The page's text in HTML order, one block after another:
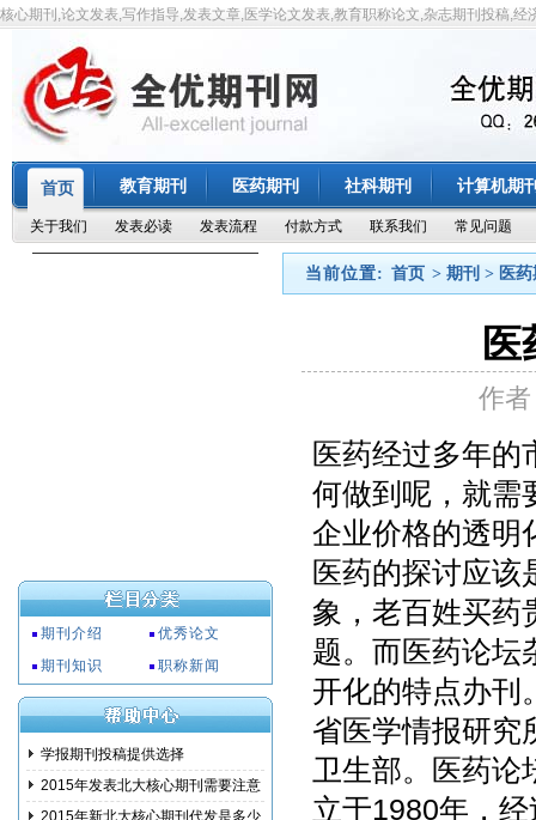
核心期刊,论文发表,写作指导,发表文章,医学论文发表,教育职称论文,杂志期刊投稿,经
首页 教育期刊 医药期刊 社科期刊 计算机期
关于我们 发表必读 发表流程 付款方式 联系我们 常见问题
当前位置: 首页 > 期刊 > 医
医
作
医药经过多年的
何做到呢，就需
企业价格的透明
医药的探讨应该
象，老百姓买药
题。而医药论坛
开化的特点办刊
省医学情报研究
卫生部。医药论
立于1980年，
期刊介绍
优秀论文
期刊知识
职称新闻
学报期刊投稿提供选择
2015年发表北大核心期刊需要注意
事项2015年新北大核心期刊代发是多少